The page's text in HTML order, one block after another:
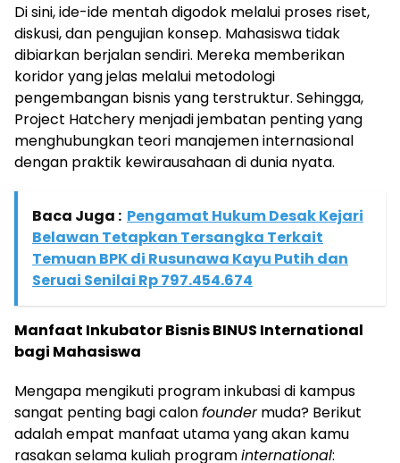
Di sini, ide-ide mentah digodok melalui proses riset,
diskusi, dan pengujian konsep. Mahasiswa tidak
dibiarkan berjalan sendiri. Mereka memberikan
koridor yang jelas melalui metodologi
pengembangan bisnis yang terstruktur. Sehingga,
Project Hatchery menjadi jembatan penting yang
menghubungkan teori manajemen internasional
dengan praktik kewirausahaan di dunia nyata.
Baca Juga : Pengamat Hukum Desak Kejari
Belawan Tetapkan Tersangka Terkait
Temuan BPK di Rusunawa Kayu Putih dan
Seruai Senilai Rp 797.454.674
Manfaat Inkubator Bisnis BINUS International
bagi Mahasiswa
Mengapa mengikuti program inkubasi di kampus
sangat penting bagi calonfoundermuda? Berikut
adalah empat manfaat utama yang akan kamu
rasakan selama kuliah programinternational: